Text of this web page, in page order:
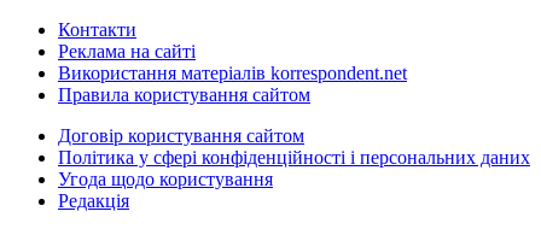
Контакти
Реклама на сайті
Використання матеріалів korrespondent.net
Правила користування сайтом
Договір користування сайтом
Політика у сфері конфіденційності і персональних даних
Угода щодо користування
Редакція